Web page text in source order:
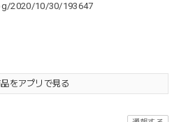
2020/10/30/193647
をアプリで見る